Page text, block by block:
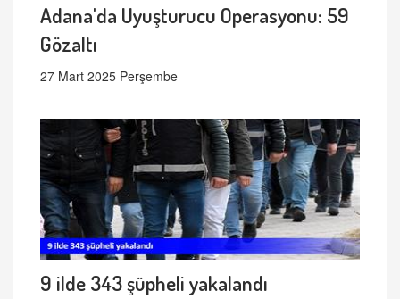
Adana'da Uyuşturucu Operasyonu: 59
Gözaltı
27 Mart 2025 Perşembe
9 ilde 343 şüpheli yakalandı